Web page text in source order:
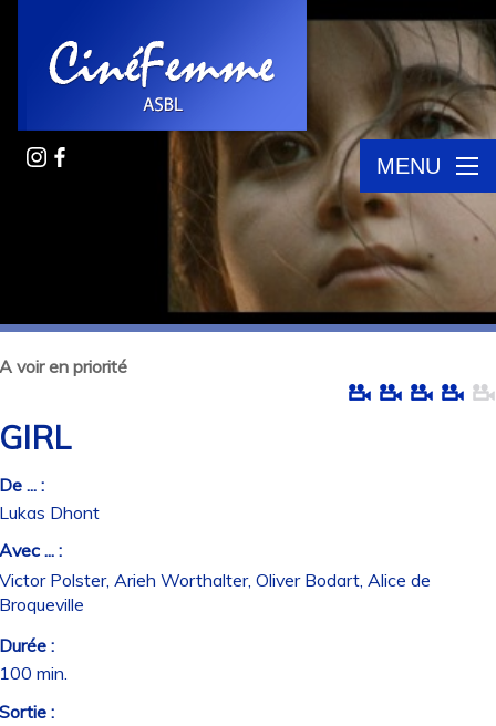
MENU
voir en priorité
... :
Dhont
... :
Polster, Arieh Worthalter, Oliver Bodart, Alice de
:
min.
: